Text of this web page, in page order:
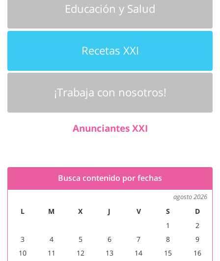
Educación y Salud
Recetas XXI
¡Trabaja con nosotros!
Anunciantes XXI
Busca contenido por fechas
agosto 2026
L M X J V S
D
1
2
3
4 5 6 7 8
9
10
11 12 13 14 15
16